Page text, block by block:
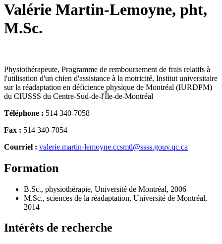
Valérie Martin-Lemoyne, pht,
M.Sc.
Physiothérapeute, Programme de remboursement de frais relatifs à
l'utilisation d'un chien d'assistance à la motricité, Institut universitaire
sur la réadaptation en déficience physique de Montréal (IURDPM)
du CIUSSS du Centre-Sud-de-l'Île-de-Montréal
Téléphone : 514 340-7058
Fax : 514 340-7054
Courriel : valerie.martin-lemoyne.ccsmtl@ssss.gouv.qc.ca
Formation
B.Sc., physiothérapie, Université de Montréal, 2006
M.Sc., sciences de la réadaptation, Université de Montréal,
2014
Intérêts de recherche